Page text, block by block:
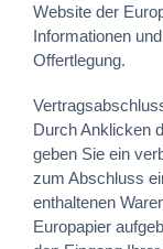
Website der
Informationen
Offertlegung.
Durch Anklicken
geben Sie ein
zum Abschluss
enthaltenen
Europapier